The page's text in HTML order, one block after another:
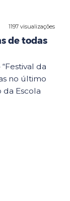
1197 visualizações
de todas
da
no último
da Escola